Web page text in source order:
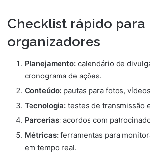
Checklist rápido para
organizadores
Planejamento: calendário de
cronograma de ações.
Conteúdo: pautas para fotos,
Tecnologia: testes de transmissão
Parcerias: acordos com
Métricas: ferramentas para
em tempo real.